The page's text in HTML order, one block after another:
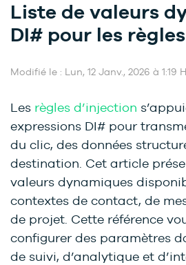
Liste de valeurs
DI# pour les
Modifié le : Lun, 12 Janv., 2026 à 1:19 H
Les règles d’injection
expressions DI# pour
du clic, des données
destination. Cet article
valeurs dynamiques
contextes de contact, de
de projet. Cette référence
configurer des paramètres
de suivi, d’analytique et